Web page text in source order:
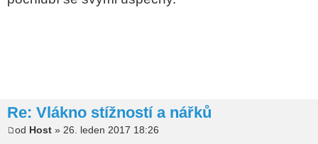
Re: Vlákno stížností a nářků
od Host » 26. leden 2017 18:26